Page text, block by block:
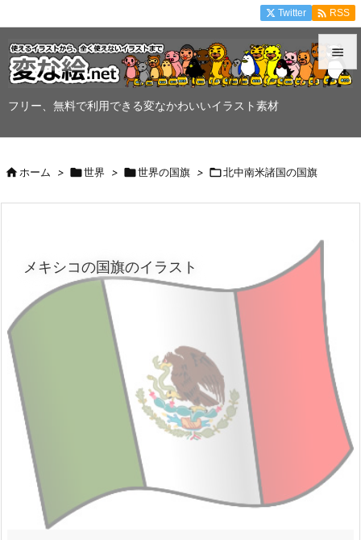
フリー、無料で利用できる変なかわいいイラスト素材


Twitter  RSS
ホーム > 世界 > 世界の国旗 > 北中南米諸国の国旗
メキシコの国旗のイラスト